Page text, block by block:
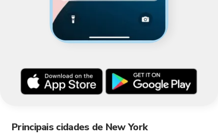
Principais cidades de New York